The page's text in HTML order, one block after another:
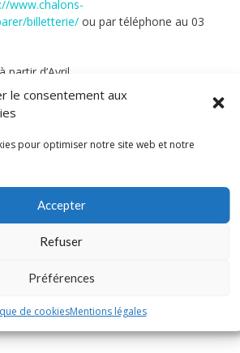
le consentement aux
pour optimiser notre site web et notre
Accepter
Refuser
Préférences
de cookiesMentions légales
www.chalons-
billetterie/ ou par téléphone au 03
d’Avril.
Châlons-en-Champagne
tourisme.com/visiter_bouger/balades-